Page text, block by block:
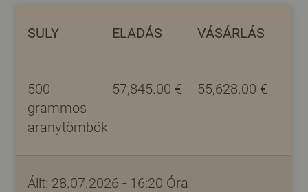
SULY ELADÁS VÁSÁRLÁS
500
grammos
aranytömbök
57,845.00 € 55,628.00 €
Állt: 28.07.2026 - 16:20 Óra